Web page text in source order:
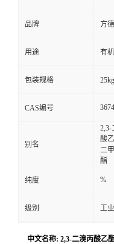
品牌 方
用途 有
包装规格
CAS编号
别名
2,3-
酸
二
酯
纯度 %
级别 工
中文名称: 2,3-二溴丙酸乙